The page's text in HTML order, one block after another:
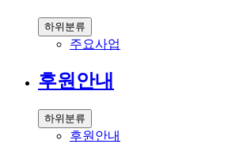
하위분류
주요사업
후원안내
하위분류
후원안내